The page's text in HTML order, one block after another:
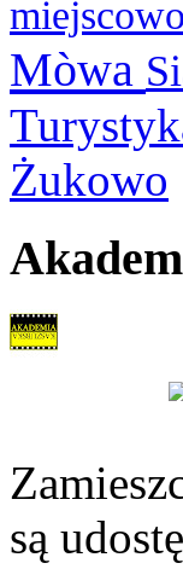
Mòwa
Żukowo
są